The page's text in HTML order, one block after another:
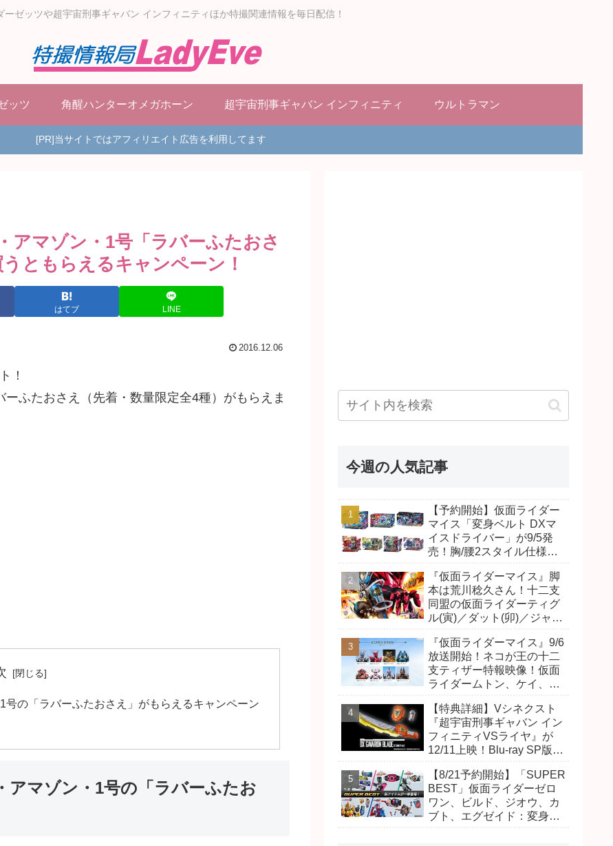
ーゼッツや超宇宙刑事ギャバン インフィニティほか特撮関連情報を毎日配信！
ッツ 角醒ハンターオメガホーン 超宇宙刑事ギャバン インフィニティ ウルトラマン
[PR]当サイトではアフィリエイト広告を利用してます
アマゾン・1号「ラバーふたおさ
ともらえるキャンペーン！
はてブ LINE
2016.12.06
！
ふたおさえ（先着・数量限定全4種）がもらえま
の「ラバーふたおさえ」がもらえるキャンペーン
アマゾン・1号の「ラバーふたお
今週の人気記事
【予約開始】仮面ライダー
マイス「変身ベルト DXマ
イスドライバー」が9/5発
売！胸/腰2スタイル仕様！
ッシュ、ジャオ/バイト、ケ
イ/ショットボーンバックル
も！
『仮面ライダーマイス』脚
本は荒川稔久さん！十二支
同盟の仮面ライダーティグ
ル(寅)／ダット(卯)／ジャオ
尾達臣のキャストが発表！
トリガーのアキト金子隼也
さんも変身！
『仮面ライダーマイス』9/6
放送開始！ネコが王の十二
支ティザー特報映像！仮面
ライダームトン、ケイ、ヴ
開！ライダーは子丑寅卯辰
巳午未申酉戌亥猫猫の14
人⁉
【特典詳細】Vシネクスト
『超宇宙刑事ギャバン イン
フィニティVSライヤ』が
12/11上映！Blu-ray SP版は
(エタニティver.)」「ユカイ
ダーエモルギー」ほか豪華
特典付き！
【8/21予約開始】「SUPER
BEST」仮面ライダーゼロ
ワン、ビルド、ジオウ、カ
ブト、エグゼイド：変身ベ